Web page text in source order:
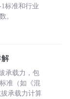
标准和行业
。
解
承载力，包
准（如《混
承载力计算